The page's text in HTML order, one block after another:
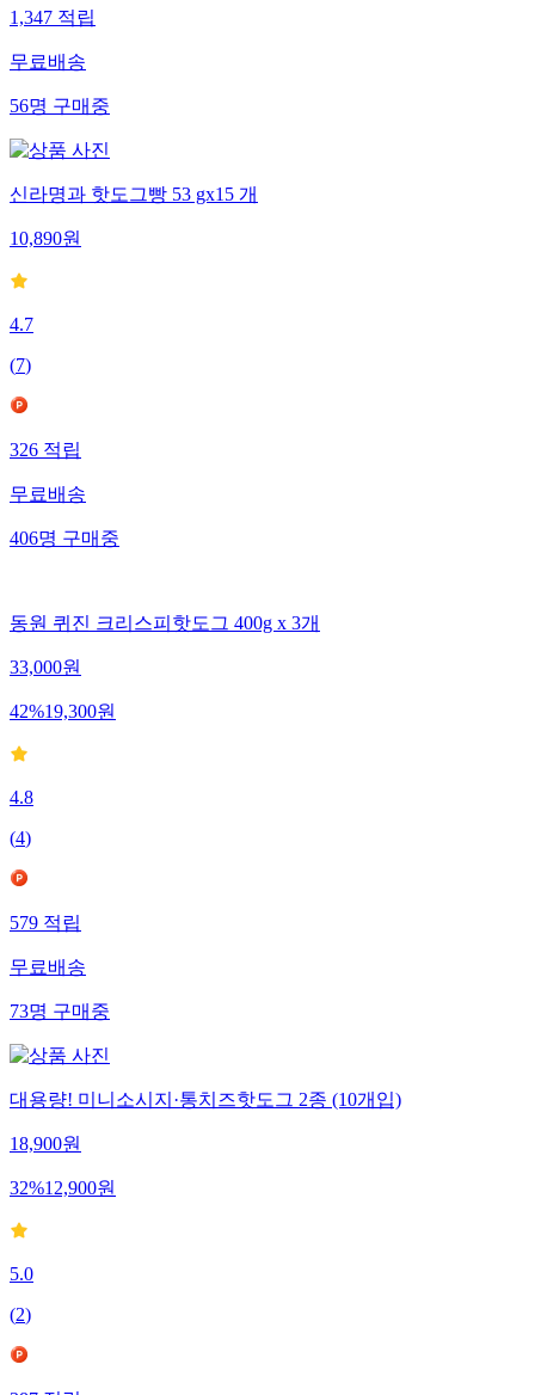
1,347적립
무료배송
56명구매중
신라명과 핫도그빵 53 gx15 개
10,890원
4.7
(7)
326적립
무료배송
406명구매중
동원 퀴진 크리스피핫도그 400g x 3개
33,000원
42%19,300원
4.8
(4)
579적립
무료배송
73명구매중
대용량! 미니소시지·통치즈핫도그 2종 (10개입)
18,900원
32%12,900원
5.0
(2)